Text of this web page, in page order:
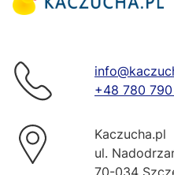
+48 780
Kaczucha.pl
ul.